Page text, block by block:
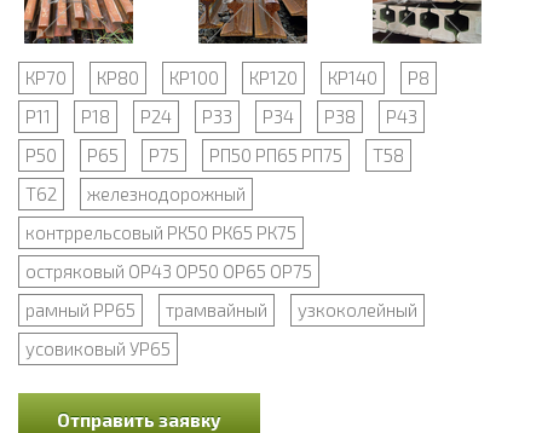
КР70 КР80 КР100 КР120 КР140
Р8
Р11
Р18 Р24 Р33 Р34 Р38
Р43
Р50
Р65 Р75 РП50 РП65 РП75
Т58
Т62
железнодорожный
контррельсовый РК50 РК65 РК75
остряковый ОР43 ОР50 ОР65 ОР75
рамный РР65
трамвайный
узкоколейный
усовиковый УР65
Отправить заявку